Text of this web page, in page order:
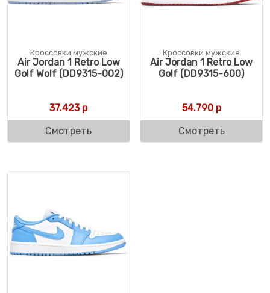
Кроссовки мужские
Air Jordan 1 Retro Low
Golf Wolf (DD9315-002)
37.423р
Смотреть
Кроссовки мужские
Air Jordan 1 Retro Low
Golf (DD9315-600)
54.790р
Смотреть